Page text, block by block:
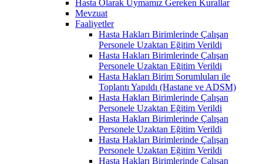
Hasta Olarak Uymamız Gereken Kurallar
Mevzuat
Faaliyetler
Hasta Hakları Birimlerinde Çalışan
Personele Uzaktan Eğitim Verildi
Hasta Hakları Birimlerinde Çalışan
Personele Uzaktan Eğitim Verildi
Hasta Hakları Birim Sorumluları ile
Toplantı Yapıldı (Hastane ve ADSM)
Hasta Hakları Birimlerinde Çalışan
Personele Uzaktan Eğitim Verildi
Hasta Hakları Birimlerinde Çalışan
Personele Uzaktan Eğitim Verildi
Hasta Hakları Birimlerinde Çalışan
Personele Uzaktan Eğitim Verildi
Hasta Hakları Birimlerinde Çalışan